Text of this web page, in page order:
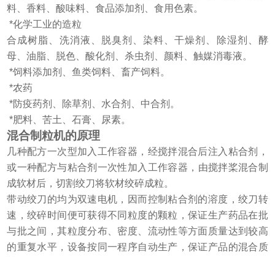
料、香料、酸味料、食品添加剂、食用色素。
*化学工业的造粒
合成树脂、洗消液、脱臭剂、染料、干燥剂、除湿剂、酵
母、油脂、脱色、酸化剂、杀虫剂、颜料、触媒消毒液。
*饲料添加剂、鱼类饲料、畜产饲料。
*农药
*防疫药剂、除草剂、水合剂、中合剂。
*肥料、苦土、石膏、尿素。
混合制粒机的原理
几种配方一次型加入工作容器，经搅拌混合后注入粘合剂，
或一种配方与粘合剂一次性加入工作容器，由搅拌桨混合制
成软材后，切割绞刀将软材绞碎成粒。
带动绞刀的均为双速电机，因而控制粘合剂的溶度，绞刀转
速，绞碎时间便可获得不同粒度的颗粒，保证生产药品在批
与批之间，其粒度分布、密度、流动性等方面质量达到较高
的重复水平，设备按同一程序自动生产，保证产品的混合质